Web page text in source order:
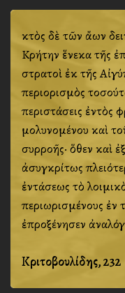
Ἐκτὸς δὲ τῶν ἄλλων
Κρήτην ἕνεκα τῆς
στρατοὶ ἐκ τῆς
περιορισμὸς
περιστάσεις ἐντὸς
μολυνομένου καὶ
συρροῆς· ὅθεν καὶ
ἀσυγκρίτως
ἐντάσεως τὸ
περιωρισμένους ἐν
ἐπροξένησεν
Κριτοβουλίδης, 232